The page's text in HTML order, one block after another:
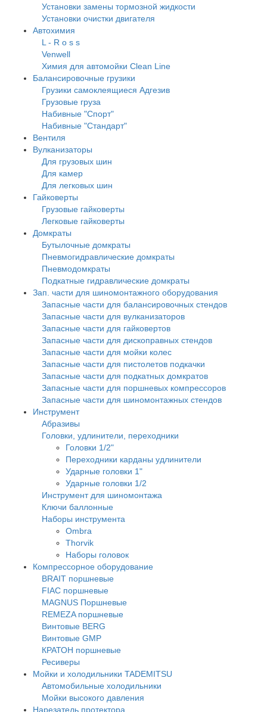
Установки замены тормозной жидкости
Установки очистки двигателя
Автохимия
L - R o s s
Venwell
Химия для автомойки Clean Line
Балансировочные грузики
Грузики самоклеящиеся Адгезив
Грузовые груза
Набивные "Спорт"
Набивные "Стандарт"
Вентиля
Вулканизаторы
Для грузовых шин
Для камер
Для легковых шин
Гайковерты
Грузовые гайковерты
Легковые гайковерты
Домкраты
Бутылочные домкраты
Пневмогидравлические домкраты
Пневмодомкраты
Подкатные гидравлические домкраты
Зап. части для шиномонтажного оборудования
Запасные части для балансировочных стендов
Запасные части для вулканизаторов
Запасные части для гайковертов
Запасные части для дископравных стендов
Запасные части для мойки колес
Запасные части для пистолетов подкачки
Запасные части для подкатных домкратов
Запасные части для поршневых компрессоров
Запасные части для шиномонтажных стендов
Инструмент
Абразивы
Головки, удлинители, переходники
Головки 1/2"
Переходники карданы удлинители
Ударные головки 1"
Ударные головки 1/2
Инструмент для шиномонтажа
Ключи баллонные
Наборы инструмента
Ombra
Thorvik
Наборы головок
Компрессорное оборудование
BRAIT поршневые
FIAC поршневые
MAGNUS Поршневые
REMEZA поршневые
Винтовые BERG
Винтовые GMP
КРАТОН поршневые
Ресиверы
Мойки и холодильники TADEMITSU
Автомобильные холодильники
Мойки высокого давления
Нарезатель протектора